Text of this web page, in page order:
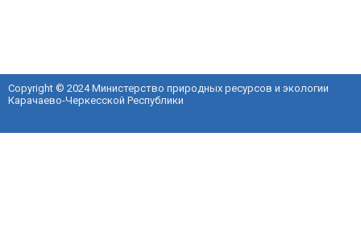
Copyright © 2024 Министерство природных ресурсов и экологии
Карачаево-Черкесской Республики